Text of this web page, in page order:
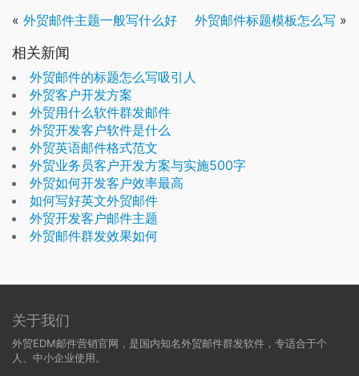
« 外贸邮件主题一般写什么好 外贸邮件标题模板怎么写 »
相关新闻
外贸邮件的标题怎么写吸引人
外贸客户开发方案
外贸用什么软件群发邮件
外贸开发客户软件是什么
外贸英语邮件格式范文
外贸业务员客户开发方案与实施500字
外贸如何开发客户效率最高
如何写好英文外贸邮件
外贸开发客户邮件主题
外贸邮件群发效果如何
关于我们
外贸EDM邮件营销官网，是国内知名外贸邮件群发软件，专适合于个
人、中小企业使用。